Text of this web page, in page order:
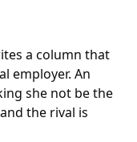
a column that
employer. An
she not be the
the rival is